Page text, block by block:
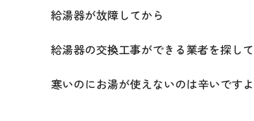
給湯器が故障してから
給湯器の交換工事ができる業者を探し
寒いのにお湯が使えないのは辛いです